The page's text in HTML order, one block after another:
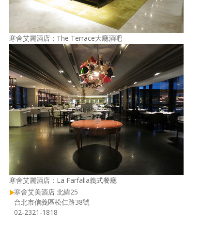
寒舍艾麗酒店：The Terrace大廳酒吧
寒舍艾麗酒店：La Farfalla義式餐廳
寒舍艾美酒店 北緯25
台北市信義區松仁路38號
02-2321-1818